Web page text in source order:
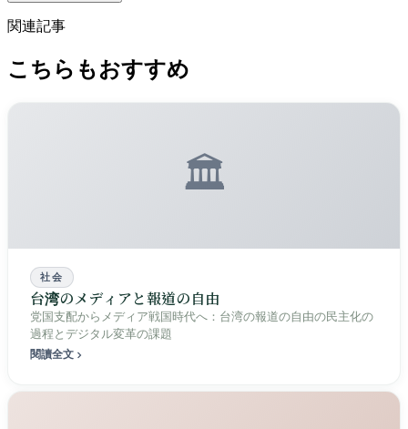
関連記事
こちらもおすすめ
🏛️
社会
台湾のメディアと報道の自由
党国支配からメディア戦国時代へ：台湾の報道の自由の民主化の
過程とデジタル変革の課題
閱讀全文